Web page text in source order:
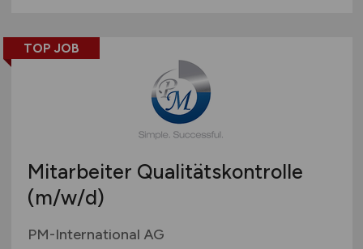
TOP JOB
Mitarbeiter Qualitätskontrolle
(m/w/d)
PM-International AG